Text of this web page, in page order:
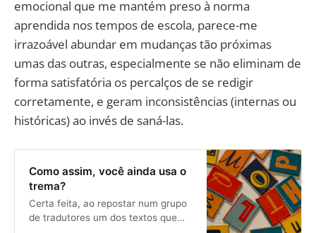
emocional que me mantém preso à norma
aprendida nos tempos de escola, parece-me
irrazoável abundar em mudanças tão próximas
umas das outras, especialmente se não eliminam de
forma satisfatória os percalços de se redigir
corretamente, e geram inconsistências (internas ou
históricas) ao invés de saná-las.
Como assim, você ainda usa o
trema?
Certa feita, ao repostar num grupo
de tradutores um dos textos que